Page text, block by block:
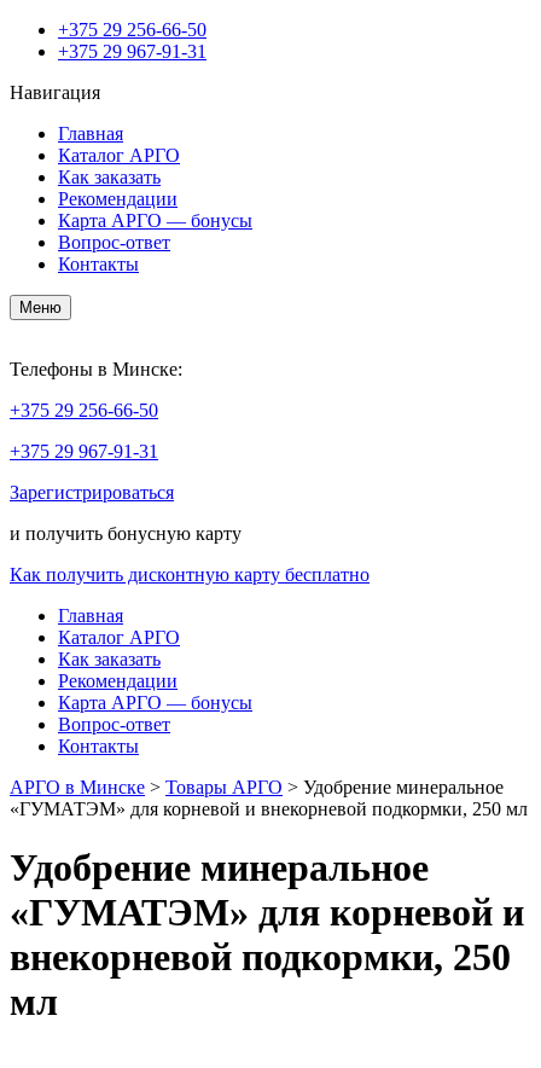
+375 29 256-66-50
+375 29 967-91-31
Навигация
Главная
Каталог АРГО
Как заказать
Рекомендации
Карта АРГО — бонусы
Вопрос-ответ
Контакты
Меню
Телефоны в Минске:
+375 29 256-66-50
+375 29 967-91-31
Зарегистрироваться
и получить бонусную карту
Как получить дисконтную карту бесплатно
Главная
Каталог АРГО
Как заказать
Рекомендации
Карта АРГО — бонусы
Вопрос-ответ
Контакты
АРГО в Минске > Товары АРГО > Удобрение минеральное
«ГУМАТЭМ» для корневой и внекорневой подкормки, 250 мл
Удобрение минеральное
«ГУМАТЭМ» для корневой и
внекорневой подкормки, 250
мл